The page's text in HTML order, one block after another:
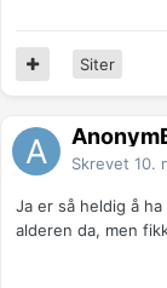
Siter
Skrevet 10.
Ja er så heldig å
alderen da, men